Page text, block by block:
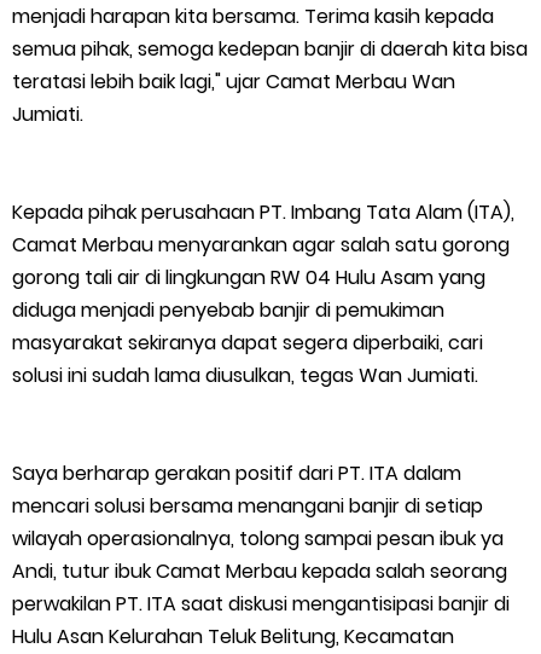
menjadi harapan kita bersama. Terima kasih kepada
semua pihak, semoga kedepan banjir di daerah kita bisa
teratasi lebih baik lagi," ujar Camat Merbau Wan
Jumiati.
Kepada pihak perusahaan PT. Imbang Tata Alam (ITA),
Camat Merbau menyarankan agar salah satu gorong
gorong tali air di lingkungan RW 04 Hulu Asam yang
diduga menjadi penyebab banjir di pemukiman
masyarakat sekiranya dapat segera diperbaiki, cari
solusi ini sudah lama diusulkan, tegas Wan Jumiati.
Saya berharap gerakan positif dari PT. ITA dalam
mencari solusi bersama menangani banjir di setiap
wilayah operasionalnya, tolong sampai pesan ibuk ya
Andi, tutur ibuk Camat Merbau kepada salah seorang
perwakilan PT. ITA saat diskusi mengantisipasi banjir di
Hulu Asan Kelurahan Teluk Belitung, Kecamatan